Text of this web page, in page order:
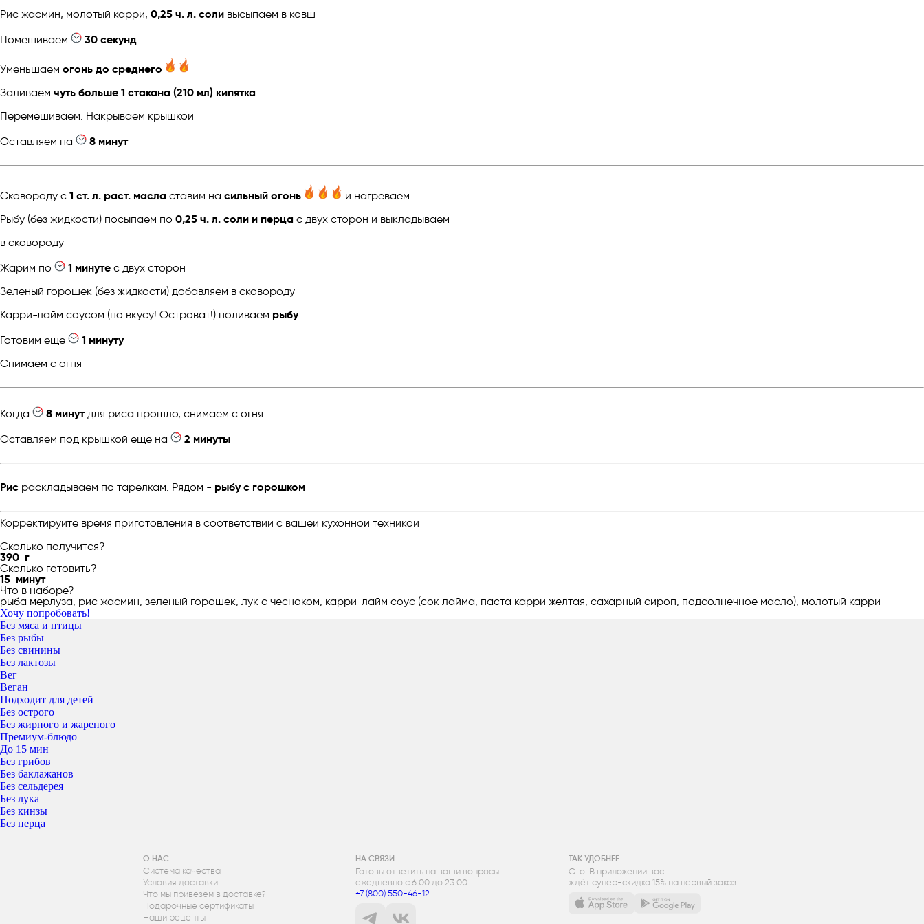
Рис жасмин, молотый карри, 0,25 ч. л. соли высыпаем в ковш
Помешиваем
30 секунд
Уменьшаем огонь до среднего
Заливаем чуть больше 1 стакана (210 мл) кипятка
Перемешиваем. Накрываем крышкой
Оставляем на
8 минут
Сковороду с 1 ст. л. раст. масла ставим на сильный огонь
и нагреваем
Рыбу (без жидкости) посыпаем по 0,25 ч. л. соли и перца с двух сторон и выкладываем
в сковороду
Жарим по
1 минуте с двух сторон
Зеленый горошек (без жидкости) добавляем в сковороду
Карри-лайм соусом (по вкусу! Островат!) поливаем рыбу
Готовим еще
1 минуту
Снимаем с огня
Когда 8 минутдля риса прошло, снимаем с огня
Оставляем под крышкой еще на
2 минуты
Рис раскладываем по тарелкам. Рядом - рыбу с горошком
Корректируйте время приготовления в соответствии с вашей кухонной техникой
Сколько получится?
390 г
Сколько готовить?
15 минут
Что в наборе?
рыба мерлуза, рис жасмин, зеленый горошек, лук с чесноком, карри-лайм соус (сок лайма, паста карри желтая, сахарный сироп, подсолнечное масло), молотый карри
Хочу попробовать!
Без мяса и птицы
Без рыбы
Без свинины
Без лактозы
Вег
Веган
Подходит для детей
Без острого
Без жирного и жареного
Премиум-блюдо
До 15 мин
Без грибов
Без баклажанов
Без сельдерея
Без лука
Без кинзы
Без перца
ТАК УДОБНЕЕ
Ого! В приложении вас
ждёт супер-скидка 15% на первый заказ
НА СВЯЗИ
Готовы ответить на ваши вопросы
ежедневно с 6:00 до 23:00
+7 (800) 550-46-12
О НАС
Система качества
Условия доставки
Что мы привезем в доставке?
Подарочные сертификаты
Наши рецепты